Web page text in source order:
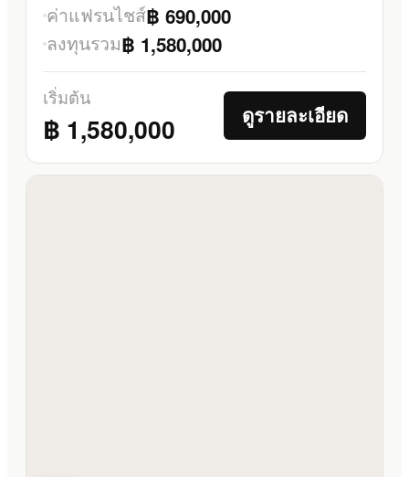
ค่าแฟรนไชส์฿ 690,000
ลงทุนรวม฿ 1,580,000
เริ่มต้น
฿ 1,580,000 ดูรายละเอียด